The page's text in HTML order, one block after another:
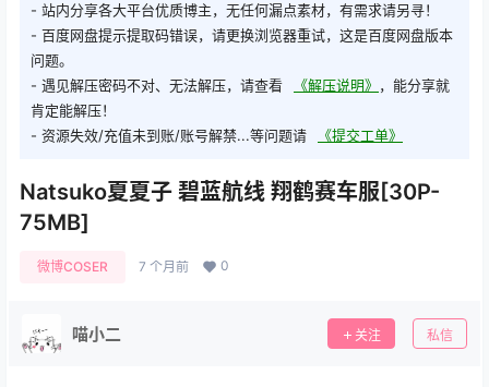
- 站内分享各大平台优质博主，无任何漏点素材，有需求请另寻！
- 百度网盘提示提取码错误，请更换浏览器重试，这是百度网盘版本
问题。
- 遇见解压密码不对、无法解压，请查看
《解压说明》 ，能分享就
肯定能解压！
- 资源失效/充值未到账/账号解禁...等问题请
《提交工单》
Natsuko夏夏子 碧蓝航线 翔鹤赛车服[30P-
75MB]
微博COSER 7 个月前 0
喵小二 关注 私信